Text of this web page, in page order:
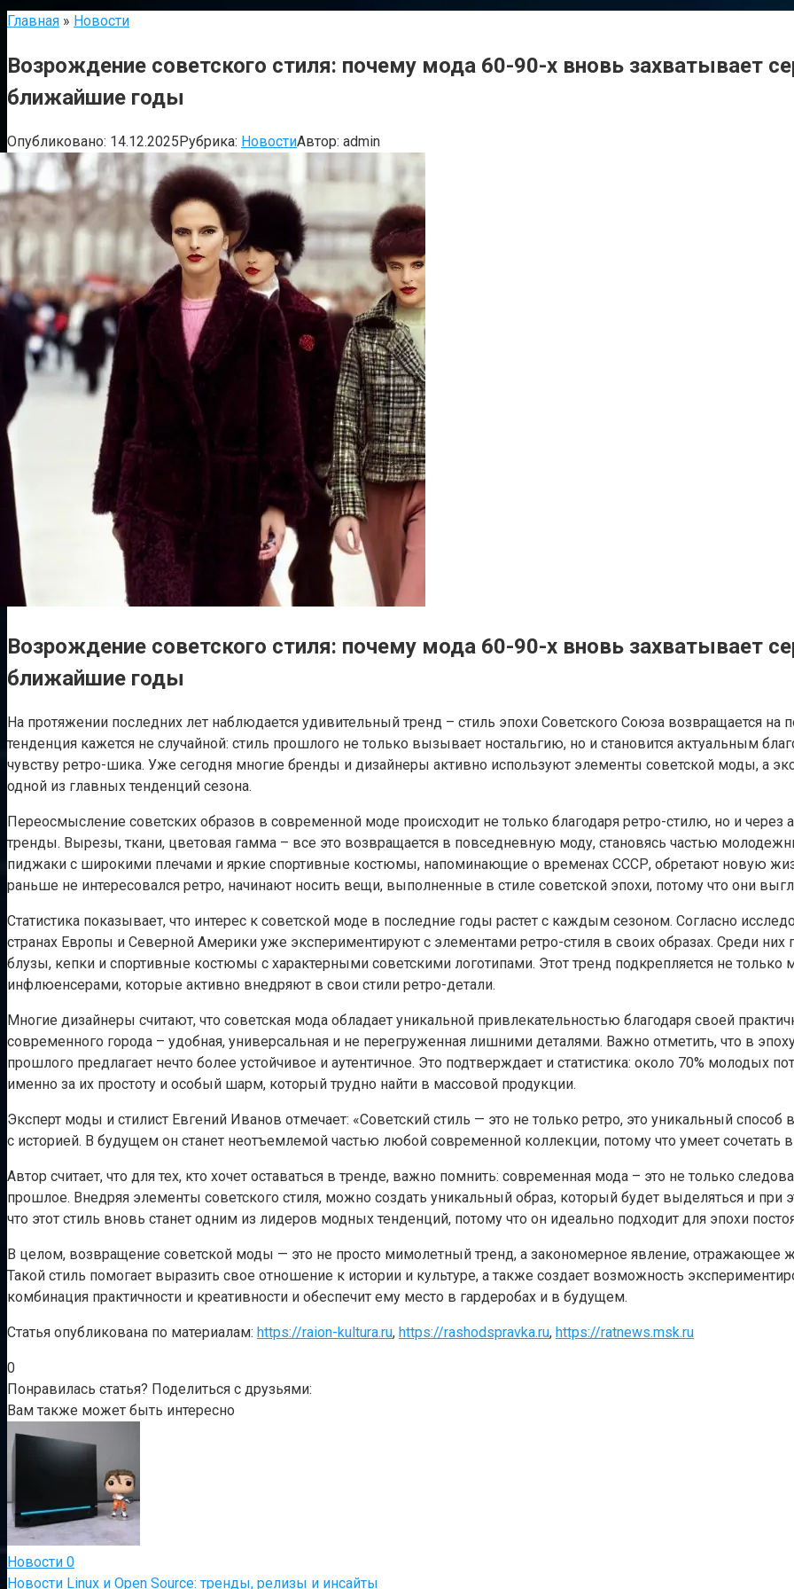
Главная » Новости
Возрождение советского стиля: почему мода 60-90-х вновь захватывает
ближайшие годы
Опубликовано: 14.12.2025Рубрика: НовостиАвтор: admin
Возрождение советского стиля: почему мода 60-90-х вновь захватывает
ближайшие годы
На протяжении последних лет наблюдается удивительный тренд – стиль эпохи Советского Союза возвращается
тенденция кажется не случайной: стиль прошлого не только вызывает ностальгию, но и становится актуальным
чувству ретро-шика. Уже сегодня многие бренды и дизайнеры активно используют элементы советской моды, а
одной из главных тенденций сезона.
Переосмысление советских образов в современной моде происходит не только благодаря ретро-стилю, но и
тренды. Вырезы, ткани, цветовая гамма – все это возвращается в повседневную моду, становясь частью
пиджаки с широкими плечами и яркие спортивные костюмы, напоминающие о временах СССР, обретают новую
раньше не интересовался ретро, начинают носить вещи, выполненные в стиле советской эпохи, потому что они
Статистика показывает, что интерес к советской моде в последние годы растет с каждым сезоном. Согласно
странах Европы и Северной Америки уже экспериментируют с элементами ретро-стиля в своих образах. Среди
блузы, кепки и спортивные костюмы с характерными советскими логотипами. Этот тренд подкрепляется не
инфлюенсерами, которые активно внедряют в свои стили ретро-детали.
Многие дизайнеры считают, что советская мода обладает уникальной привлекательностью благодаря своей
современного города – удобная, универсальная и не перегруженная лишними деталями. Важно отметить, что в
прошлого предлагает нечто более устойчивое и аутентичное. Это подтверждает и статистика: около 70% молодых
именно за их простоту и особый шарм, который трудно найти в массовой продукции.
Эксперт моды и стилист Евгений Иванов отмечает: «Советский стиль — это не только ретро, это уникальный
с историей. В будущем он станет неотъемлемой частью любой современной коллекции, потому что умеет сочетать в
Автор считает, что для тех, кто хочет оставаться в тренде, важно помнить: современная мода – это не только
прошлое. Внедряя элементы советского стиля, можно создать уникальный образ, который будет выделяться и при
что этот стиль вновь станет одним из лидеров модных тенденций, потому что он идеально подходит для эпохи
В целом, возвращение советской моды — это не просто мимолетный тренд, а закономерное явление,
Такой стиль помогает выразить свое отношение к истории и культуре, а также создает возможность
комбинация практичности и креативности и обеспечит ему место в гардеробах и в будущем.
Статья опубликована по материалам: https://raion-kultura.ru, https://rashodspravka.ru, https://ratnews.msk.ru
0
Понравилась статья? Поделиться с друзьями:
Вам также может быть интересно
Новости 0
Новости Linux и Open Source: тренды, релизы и инсайты